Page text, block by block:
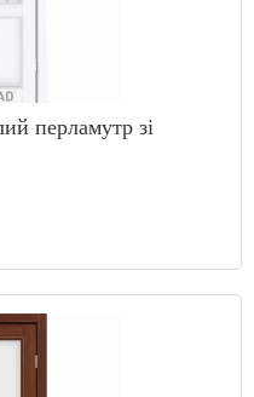
перламутр зі